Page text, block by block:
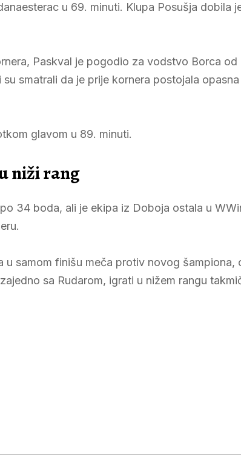
u 69. minuti. Klupa Posušja dobila
Paskval je pogodio za vodstvo Borca od
smatrali da je prije kornera postojala
glavom u 89. minuti.
niži rang
34 boda, ali je ekipa iz Doboja ostala u
u samom finišu meča protiv novog šampiona,
sa Rudarom, igrati u nižem rangu